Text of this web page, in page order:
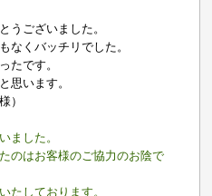
うございました。
なくバッチリでした。
たです。
思います。
）
ました。
のはお客様のご協力のお陰で
たしております。